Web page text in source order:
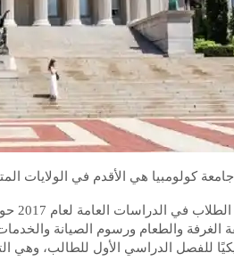
كولومبيا هي الأقدم في الولايات
للفصل الدراسي الأول للطالب، وهي